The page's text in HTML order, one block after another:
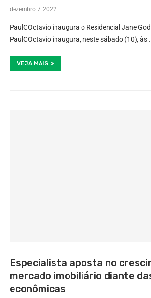
dezembro 7, 2022
PaulOOctavio inaugura o Residencial Jane
PaulOOctavio inaugura, neste sábado (10), às
VEJA MAIS
Especialista aposta no
mercado imobiliário diante
econômicas